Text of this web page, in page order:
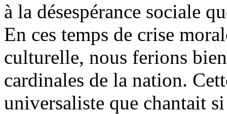
à la désespérance sociale
En ces temps de crise
culturelle, nous ferions
cardinales de la nation.
universaliste que chantait